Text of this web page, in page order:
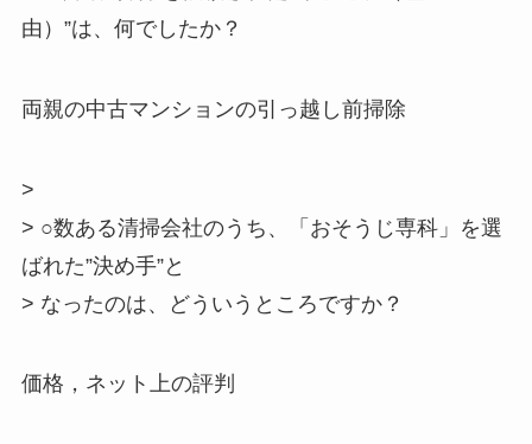
由）”は、何でしたか？
両親の中古マンションの引っ越し前掃除
>
> ○数ある清掃会社のうち、「おそうじ専科」を選
ばれた”決め手”と
> なったのは、どういうところですか？
価格，ネット上の評判